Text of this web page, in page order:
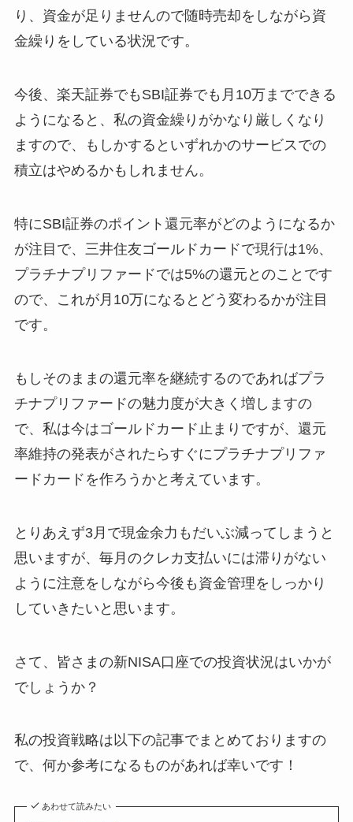
り、資金が足りませんので随時売却をしながら資
金繰りをしている状況です。
今後、楽天証券でもSBI証券でも月10万までできる
ようになると、私の資金繰りがかなり厳しくなり
ますので、もしかするといずれかのサービスでの
積立はやめるかもしれません。
特にSBI証券のポイント還元率がどのようになるか
が注目で、三井住友ゴールドカードで現行は1%、
プラチナプリファードでは5%の還元とのことです
ので、これが月10万になるとどう変わるかが注目
です。
もしそのままの還元率を継続するのであればプラ
チナプリファードの魅力度が大きく増しますの
で、私は今はゴールドカード止まりですが、還元
率維持の発表がされたらすぐにプラチナプリファ
ードカードを作ろうかと考えています。
とりあえず3月で現金余力もだいぶ減ってしまうと
思いますが、毎月のクレカ支払いには滞りがない
ように注意をしながら今後も資金管理をしっかり
していきたいと思います。
さて、皆さまの新NISA口座での投資状況はいかが
でしょうか？
私の投資戦略は以下の記事でまとめておりますの
で、何か参考になるものがあれば幸いです！
あわせて読みたい